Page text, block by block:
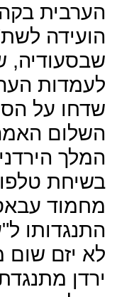
הערבית
הועידה
שבסעודיה,
לעמדות
שדחו על
השלום
המלך
בשיחת
מחמוד
התנגדותו
לא יזם
ירדן